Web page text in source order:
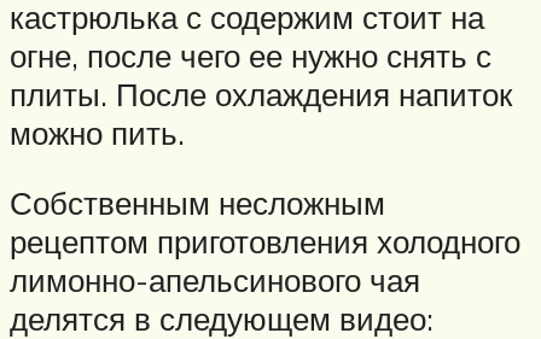
кастрюлька с содержим стоит на
огне, после чего ее нужно снять с
плиты. После охлаждения напиток
можно пить.
Собственным несложным
рецептом приготовления холодного
лимонно-апельсинового чая
делятся в следующем видео: